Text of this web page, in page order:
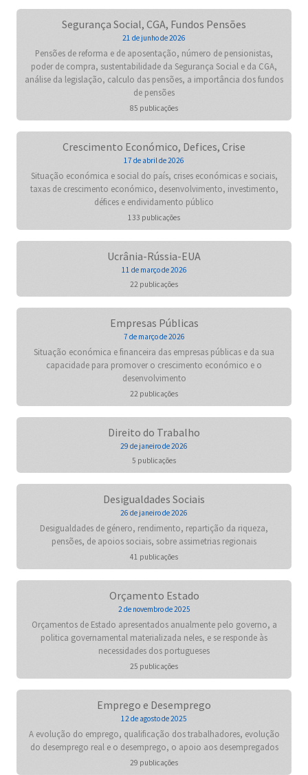
Segurança Social, CGA, Fundos Pensões
21 de junho de 2026
Pensões de reforma e de aposentação, número de pensionistas,
poder de compra, sustentabilidade da Segurança Social e da CGA,
análise da legislação, calculo das pensões, a importância dos fundos
de pensões
85 publicações
Crescimento Económico, Defices, Crise
17 de abril de 2026
Situação económica e social do país, crises económicas e sociais,
taxas de crescimento económico, desenvolvimento, investimento,
défices e endividamento público
133 publicações
Ucrânia-Rússia-EUA
11 de março de 2026
22 publicações
Empresas Públicas
7 de março de 2026
Situação económica e financeira das empresas públicas e da sua
capacidade para promover o crescimento económico e o
desenvolvimento
22 publicações
Direito do Trabalho
29 de janeiro de 2026
5 publicações
Desigualdades Sociais
26 de janeiro de 2026
Desigualdades de género, rendimento, repartição da riqueza,
pensões, de apoios sociais, sobre assimetrias regionais
41 publicações
Orçamento Estado
2 de novembro de 2025
Orçamentos de Estado apresentados anualmente pelo governo, a
politica governamental materializada neles, e se responde às
necessidades dos portugueses
25 publicações
Emprego e Desemprego
12 de agosto de 2025
A evolução do emprego, qualificação dos trabalhadores, evolução
do desemprego real e o desemprego, o apoio aos desempregados
29 publicações